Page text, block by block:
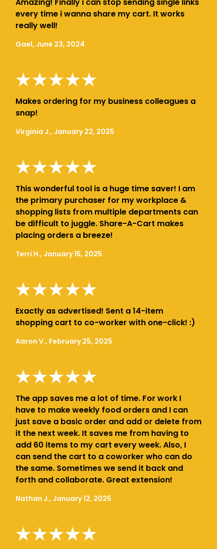
every time i wanna share my cart. It works
really well!
Gael, June 23, 2024
Makes ordering for my business colleagues a
snap!
Virginia J., January 22, 2025
This wonderful tool is a huge time saver! I am
the primary purchaser for my workplace &
shopping lists from multiple departments can
be difficult to juggle. Share-A-Cart makes
placing orders a breeze!
Terri H., January 15, 2025
Exactly as advertised! Sent a 14-item
shopping cart to co-worker with one-click! :)
Aaron V., February 25, 2025
The app saves me a lot of time. For work I
have to make weekly food orders and I can
just save a basic order and add or delete from
it the next week. It saves me from having to
add 60 items to my cart every week. Also, I
can send the cart to a coworker who can do
the same. Sometimes we send it back and
forth and collaborate. Great extension!
Nathan J., January 12, 2025